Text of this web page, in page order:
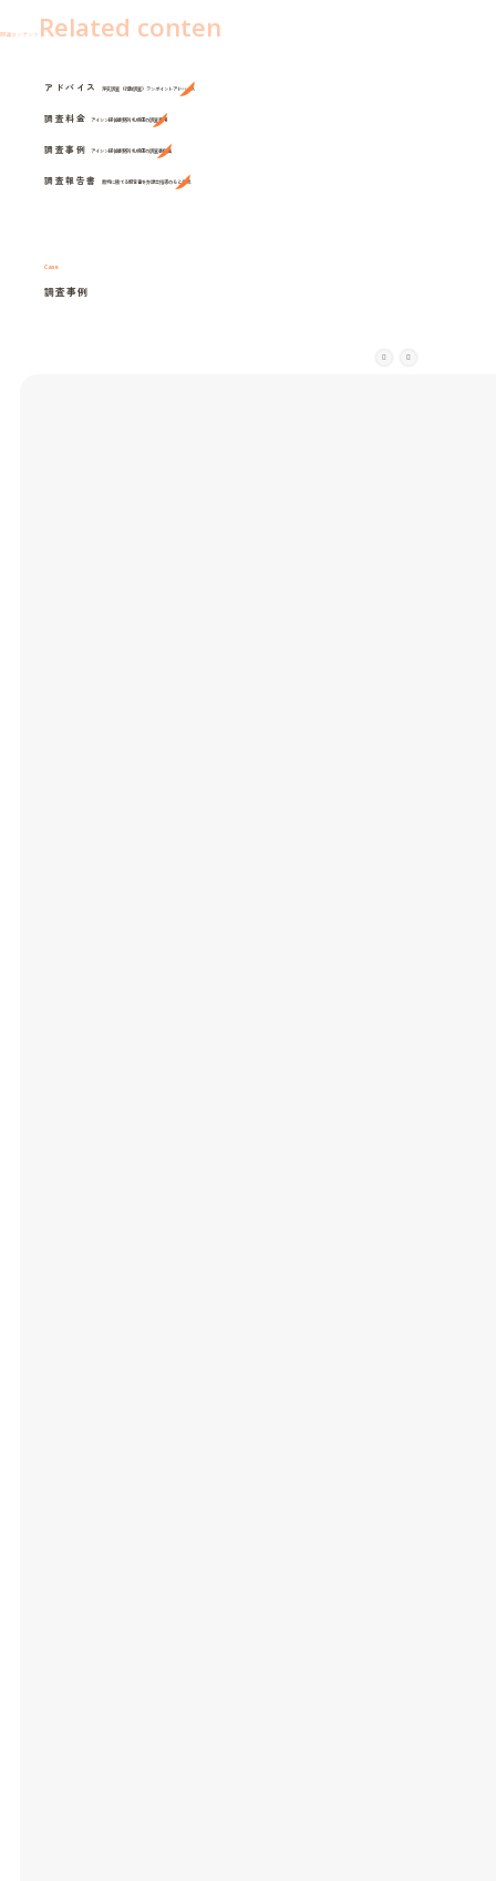
関連コンテンツ Related conten
アドバイス 浮気調査（行動調査）ワンポイントアドバイス
調査料金 アイシン探偵事務所 札幌店の調査費用
調査事例 アイシン探偵事務所 札幌店の調査事例集
調査報告書 裁判に勝てる報告書を弁護士指導のもと作成
Case
調査事例